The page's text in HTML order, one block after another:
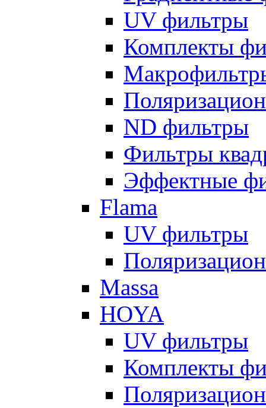
UV фильтры
Комплекты
ND фильтры
Фильтры
Эффектные
Flama
UV фильтры
Massa
HOYA
UV фильтры
Комплекты